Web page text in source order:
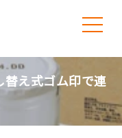
え式ゴム印で連